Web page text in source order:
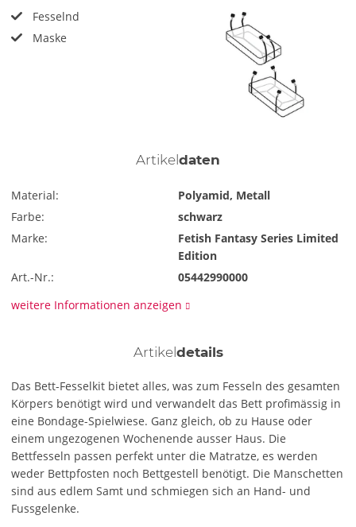
Fesselnd
Maske
Artikel daten
Material:
Polyamid, Metall
Farbe:
schwarz
Marke:
Fetish Fantasy Series Limited
Edition
Art.-Nr.:
05442990000
weitere Informationen anzeigen
Artikel details
Das Bett-Fesselkit bietet alles, was zum Fesseln des gesamten
Körpers benötigt wird und verwandelt das Bett profimässig in
eine Bondage-Spielwiese. Ganz gleich, ob zu Hause oder
einem ungezogenen Wochenende ausser Haus. Die
Bettfesseln passen perfekt unter die Matratze, es werden
weder Bettpfosten noch Bettgestell benötigt. Die Manschetten
sind aus edlem Samt und schmiegen sich an Hand- und
Fussgelenke.